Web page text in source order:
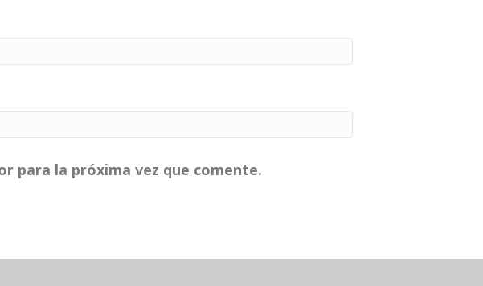
para la próxima vez que comente.